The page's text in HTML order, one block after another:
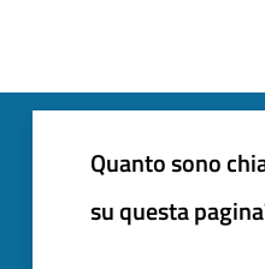
Quanto sono
su questa